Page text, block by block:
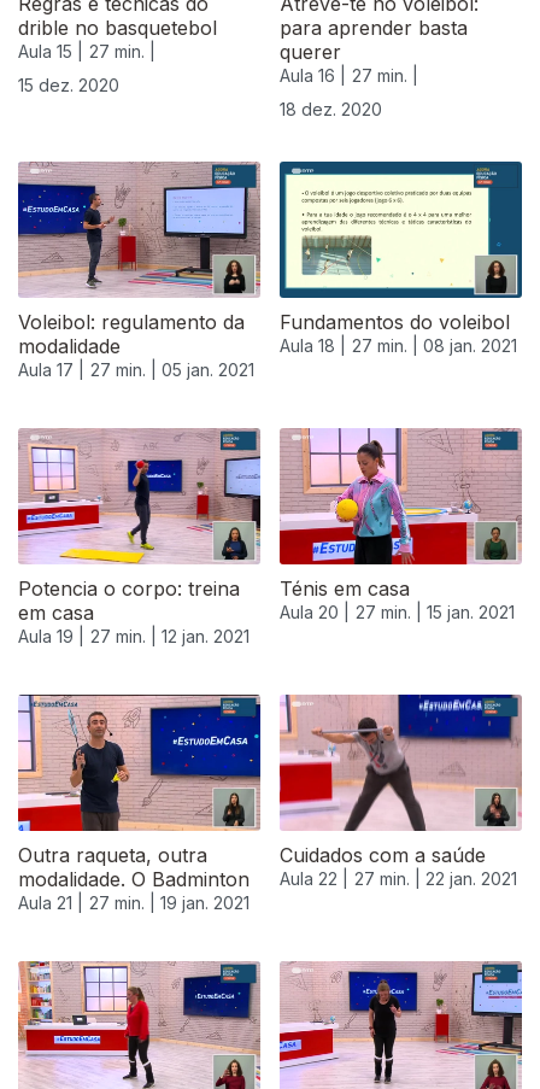
drible no basquetebol
Aula 15 |
27 min. |
15 dez. 2020
para aprender basta
querer
Aula 16 |
27 min. |
18 dez. 2020
Voleibol: regulamento da
modalidade
Aula 17 | 27 min. | 05 jan. 2021
Fundamentos do voleibol
Aula 18 | 27 min. | 08 jan. 2021
Potencia o corpo: treina
em casa
Aula 19 | 27 min. | 12 jan. 2021
Ténis em casa
Aula 20 | 27 min. | 15 jan. 2021
Outra raqueta, outra
modalidade. O Badminton
Aula 21 | 27 min. | 19 jan. 2021
Cuidados com a saúde
Aula 22 | 27 min. | 22 jan. 2021
520912